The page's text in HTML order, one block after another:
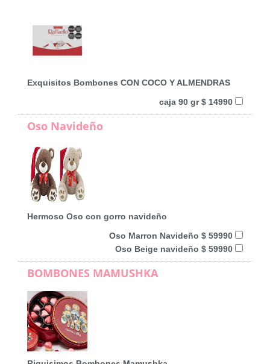
Exquisitos Bombones CON COCO Y ALMENDRAS
caja 90 gr $ 14990
Oso Navideño
Hermoso Oso con gorro navideño
Oso Marron Navideño $ 59990
Oso Beige navideño $ 59990
BOMBONES MAMUSHKA